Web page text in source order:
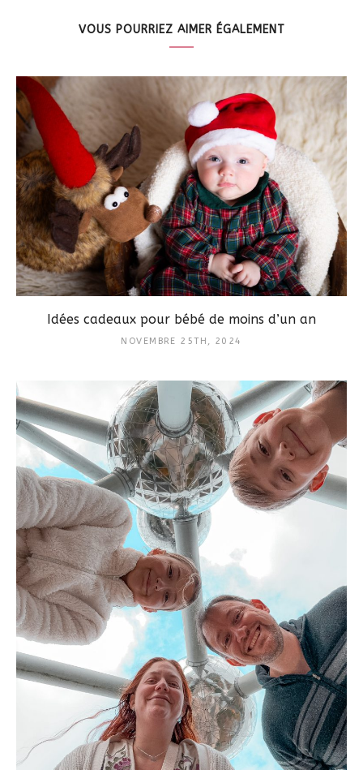
VOUS POURRIEZ AIMER ÉGALEMENT
Idées cadeaux pour bébé de moins d’un an
NOVEMBRE 25TH, 2024